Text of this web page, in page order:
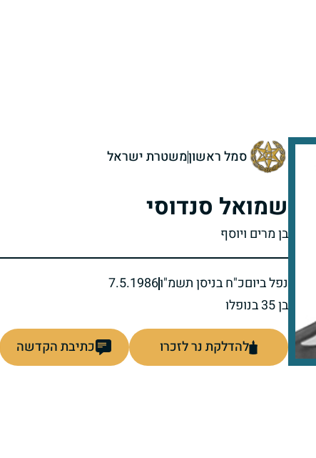
סמל ראשוןמשטרת ישראל
שמואל סנדוסי
בן מרים ויוסף
נפל ביוםכ"ח בניסן תשמ"ו7.5.1986
בן 35 בנופלו
להדלקת נר לזכרו כתיבת הקדשה